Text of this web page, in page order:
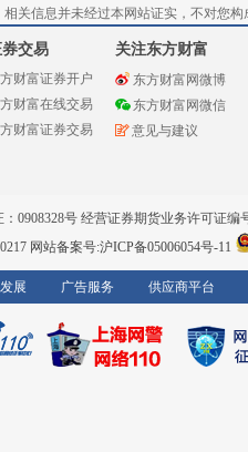
关信息并未经过本网站证实，不对您
交易
财富证券开户
财富在线交易
财富证券交易
关注东方财富
东方财富网微博
东方财富网微信
意见与建议
0908328号 经营证券期货业务许可证编
网站备案号:沪ICP备05006054号-11
展 广告服务 供应商平台